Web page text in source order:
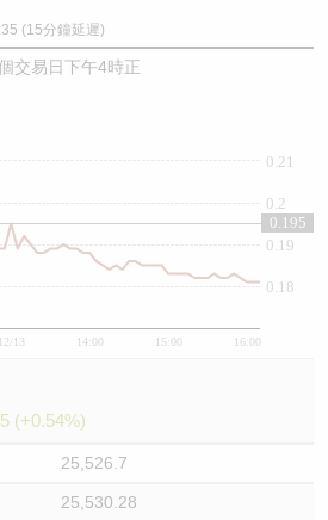
(15分鐘延遲)
交易日下午4時正
12/13 14:00 15:00 16:00
0.18
0.19
0.2
0.21
0.195
(+0.54%)
25,526.7
25,530.28